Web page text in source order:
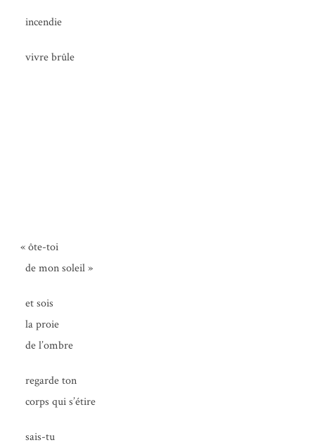
incen­die
vivre brûle
«ôte-toi
de mon soleil »
et sois
la proie
de l’ombre
regarde ton
corps qui s’étire
sais-tu